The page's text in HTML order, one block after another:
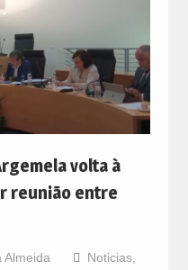
volta à
reunião entre
Almeida Noticias,